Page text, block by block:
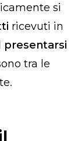
si
ricevuti in
presentarsi
tra le